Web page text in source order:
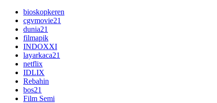
bioskopkeren
cgvmovie21
dunia21
filmapik
INDOXXI
layarkaca21
netflix
IDLIX
Rebahin
bos21
Film Semi